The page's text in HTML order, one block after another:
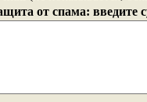
от спама: введите